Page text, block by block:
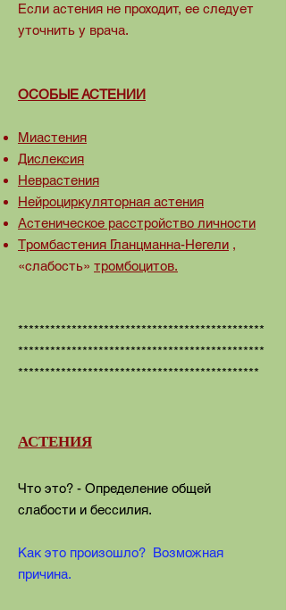
Если астения не проходит, ее следует
уточнить у врача.
ОСОБЫЕ АСТЕНИИ
Миастения
Дислексия
Неврастения
Нейроциркуляторная астения
Астеническое расстройство личности
Тромбастения Гланцманна-Негели ,
«слабость» тромбоцитов.
**********************************************
**********************************************
*********************************************
АСТЕНИЯ
Что это? - Определение общей
слабости и бессилия.
Как это произошло? Возможная
причина.